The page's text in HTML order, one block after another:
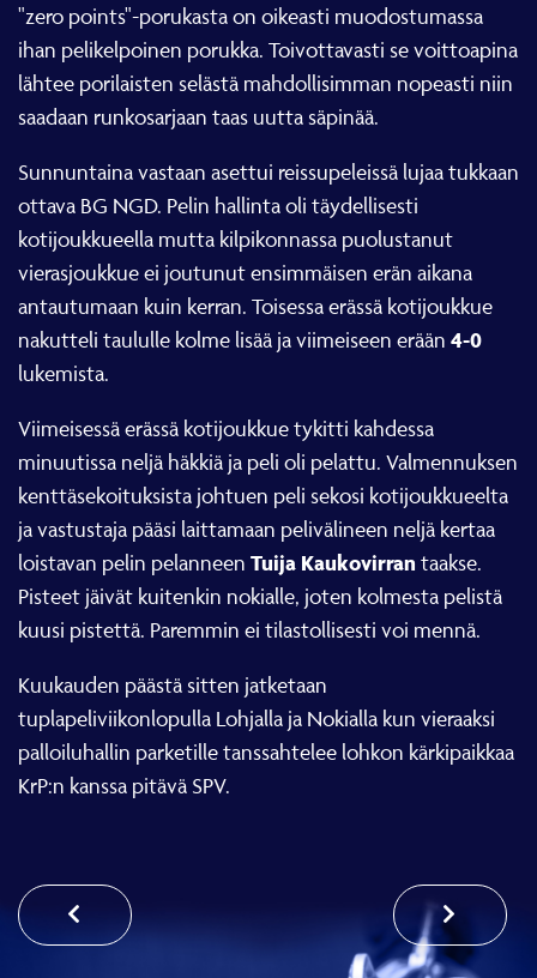
"zero points"-porukasta on oikeasti muodostumassa
ihan pelikelpoinen porukka. Toivottavasti se voittoapina
lähtee porilaisten selästä mahdollisimman nopeasti niin
saadaan runkosarjaan taas uutta säpinää.
Sunnuntaina vastaan asettui reissupeleissä lujaa tukkaan
ottava BG NGD. Pelin hallinta oli täydellisesti
kotijoukkueella mutta kilpikonnassa puolustanut
vierasjoukkue ei joutunut ensimmäisen erän aikana
antautumaan kuin kerran. Toisessa erässä kotijoukkue
nakutteli taululle kolme lisää ja viimeiseen erään 4-0
lukemista.
Viimeisessä erässä kotijoukkue tykitti kahdessa
minuutissa neljä häkkiä ja peli oli pelattu. Valmennuksen
kenttäsekoituksista johtuen peli sekosi kotijoukkueelta
ja vastustaja pääsi laittamaan pelivälineen neljä kertaa
loistavan pelin pelanneen Tuija Kaukovirran taakse.
Pisteet jäivät kuitenkin nokialle, joten kolmesta pelistä
kuusi pistettä. Paremmin ei tilastollisesti voi mennä.
Kuukauden päästä sitten jatketaan
tuplapeliviikonlopulla Lohjalla ja Nokialla kun vieraaksi
palloiluhallin parketille tanssahtelee lohkon kärkipaikkaa
KrP:n kanssa pitävä SPV.